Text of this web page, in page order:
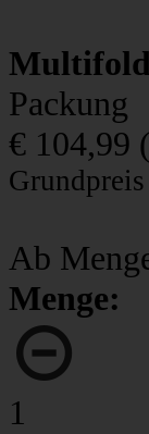
Packung
€ 104,99 (
Ab
Menge:
1